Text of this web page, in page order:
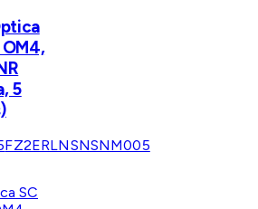
5
FZ2ERLNSNSNM005